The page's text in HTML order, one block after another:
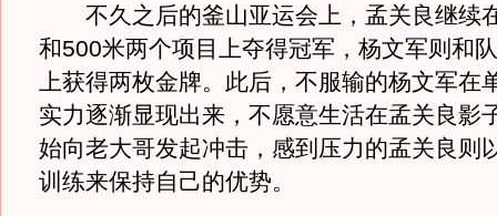
不久之后的釜山亚运会上，孟关良继续
和500米两个项目上夺得冠军，杨文军则和
上获得两枚金牌。此后，不服输的杨文军在
实力逐渐显现出来，不愿意生活在孟关良影
始向老大哥发起冲击，感到压力的孟关良则
训练来保持自己的优势。